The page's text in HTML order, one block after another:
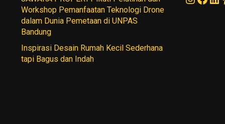
Workshop Pemanfaatan Teknologi Drone
dalam Dunia Pemetaan di UNPAS
Bandung
Inspirasi Desain Rumah Kecil Sederhana
tapi Bagus dan Indah